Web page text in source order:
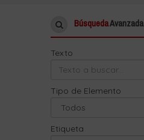
BúsquedaAvanzada
Texto
Tipo de Elemento
Etiqueta